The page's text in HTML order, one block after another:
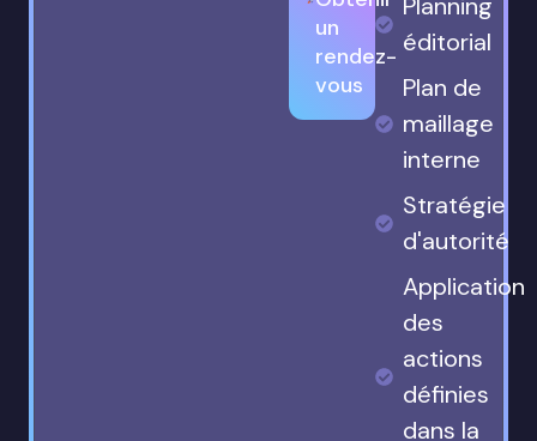
un
rendez-
vous
éditorial
Plan de
maillage
interne
Stratégie
d'autorité
Application
des
actions
définies
dans la